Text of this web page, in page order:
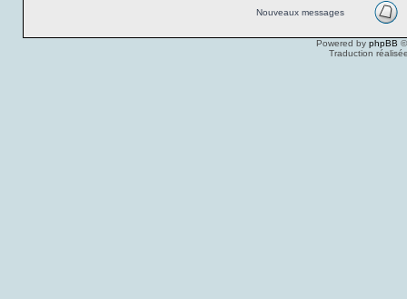
Nouveaux messages
Powered by phpBB
Traduction